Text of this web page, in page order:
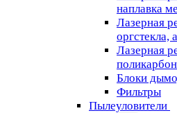
наплавка
Лазерная
оргстекла,
Лазерная
Блоки
Фильтры
Пылеуловители